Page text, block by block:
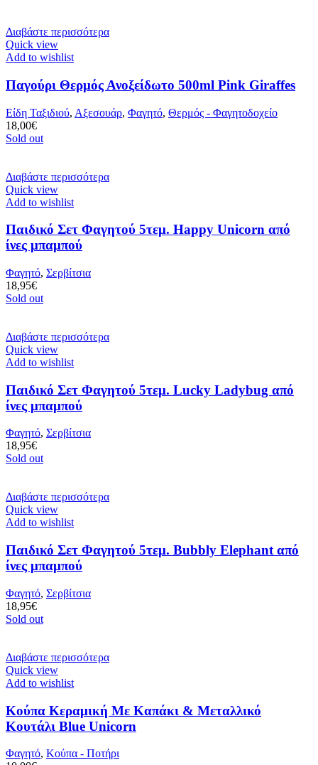
Διαβάστε περισσότερα
Quick view
Add to wishlist
Παγούρι Θερμός Ανοξείδωτο 500ml Pink Giraffes
Είδη Ταξιδιού, Αξεσουάρ, Φαγητό, Θερμός - Φαγητοδοχείο
18,00€
Sold out
Διαβάστε περισσότερα
Quick view
Add to wishlist
Παιδικό Σετ Φαγητού 5τεμ. Happy Unicorn από
ίνες μπαμπού
Φαγητό, Σερβίτσια
18,95€
Sold out
Διαβάστε περισσότερα
Quick view
Add to wishlist
Παιδικό Σετ Φαγητού 5τεμ. Lucky Ladybug από
ίνες μπαμπού
Φαγητό, Σερβίτσια
18,95€
Sold out
Διαβάστε περισσότερα
Quick view
Add to wishlist
Παιδικό Σετ Φαγητού 5τεμ. Bubbly Elephant από
ίνες μπαμπού
Φαγητό, Σερβίτσια
18,95€
Sold out
Διαβάστε περισσότερα
Quick view
Add to wishlist
Κούπα Κεραμική Με Καπάκι & Μεταλλικό
Κουτάλι Blue Unicorn
Φαγητό, Κούπα - Ποτήρι